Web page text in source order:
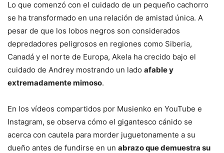
Lo que comenzó con el cuidado de un pequeño cachorro
se ha transformado en una relación de amistad única. A
pesar de que los lobos negros son considerados
depredadores peligrosos en regiones como Siberia,
Canadá y el norte de Europa, Akela ha crecido bajo el
cuidado de Andrey mostrando un lado afable y
extremadamente mimoso.
En los vídeos compartidos por Musienko en YouTube e
Instagram, se observa cómo el gigantesco cánido se
acerca con cautela para morder juguetonamente a su
dueño antes de fundirse en un abrazo que demuestra su